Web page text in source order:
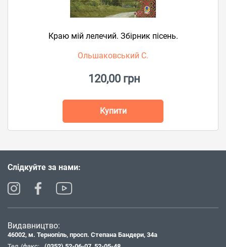
Краю мій лелечий. Збірник пісень.
Ольшаковський С.
120,00 грн
Купити
Слідкуйте за нами:
Видавництво:
46002, м. Тернопіль, просп. Степана Бандери, 34а